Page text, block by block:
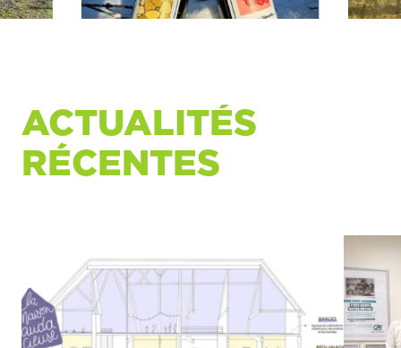
ACTUALITÉS
RÉCENTES